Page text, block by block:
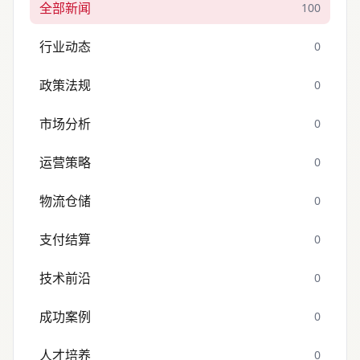
全部新闻 100
行业动态 0
政策法规 0
市场分析 0
运营策略 0
物流仓储 0
支付结算 0
技术前沿 0
成功案例 0
人才培养 0